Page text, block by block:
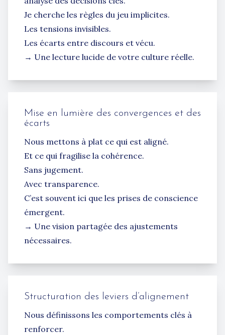
Je cherche les règles du jeu implicites.
Les tensions invisibles.
Les écarts entre discours et vécu.
→ Une lecture lucide de votre culture réelle.
Mise en lumière des convergences et des
écarts
Nous mettons à plat ce qui est aligné.
Et ce qui fragilise la cohérence.
Sans jugement.
Avec transparence.
C’est souvent ici que les prises de conscience
émergent.
→ Une vision partagée des ajustements
nécessaires.
Structuration des leviers d’alignement
Nous définissons les comportements clés à
renforcer.